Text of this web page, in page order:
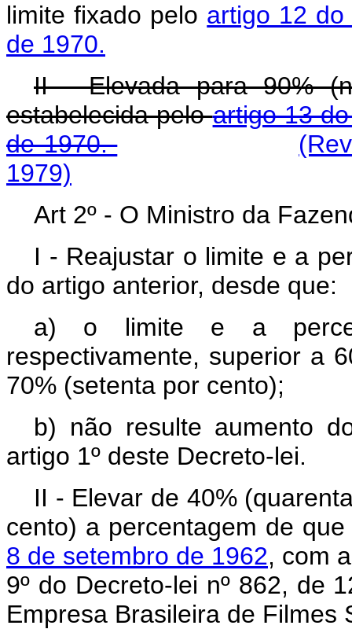
limite fixado pelo artigo 12
de 1970.
II - Elevada para 90%
estabelecida peloartigo 13
de 1970.
1979)
Art 2º - O Ministro da
I - Reajustar o limite e a
do artigo anterior, desde que:
a) o limite e a
respectivamente, superior a
70% (setenta por cento);
b) não resulte aumento
artigo 1º deste Decreto-lei.
II - Elevar de 40%
cento) a percentagem de
8 de setembro de 1962, com
9º do Decreto-lei nº 862, de
Empresa Brasileira de Filmes